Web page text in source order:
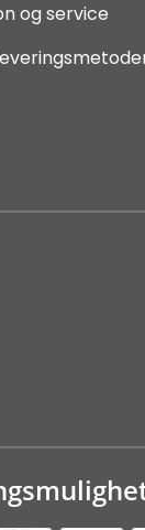
og service